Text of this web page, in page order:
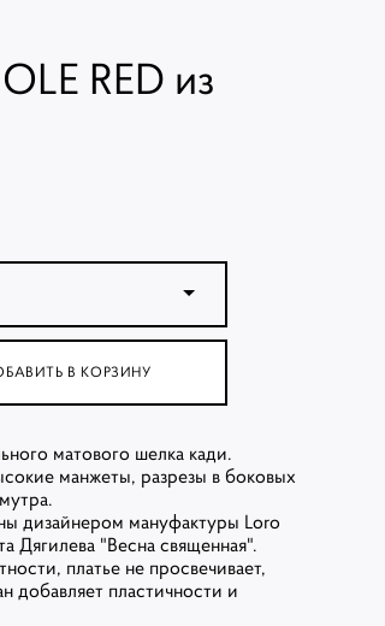
RED из
В КОРЗИНУ
матового шелка кади.
манжеты, разрезы в боковых
дизайнером мануфактуры Loro
Дягилева "Весна священная".
платье не просвечивает,
добавляет пластичности и